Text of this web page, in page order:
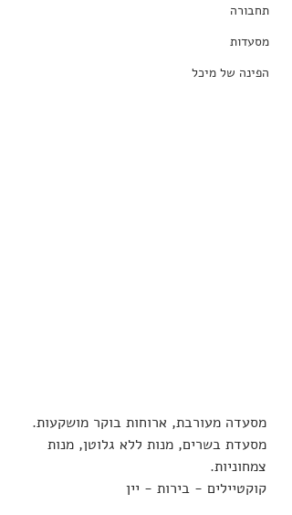
תחבורה
מסעדות
הפינה של מיכל
מסעדה מעורבת, ארוחות בוקר מושקעות.
מסעדת בשרים, מנות ללא גלוטן, מנות
צמחוניות.
קוקטיילים - בירות - יין